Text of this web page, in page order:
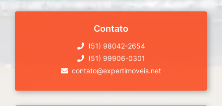
Contato
(51) 98042-2654
(51) 99906-0301
contato@expertimoveis.net